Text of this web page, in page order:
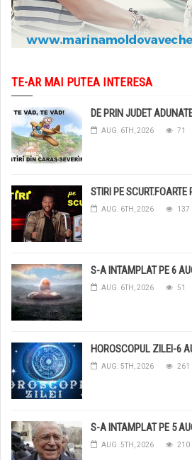
TE-AR MAI PUTEA INTERESA
DE PRIN JUDET
AUG. 6TH, 2026 71
STIRI PE
AUG. 6TH, 2026 137
S-A INTAMPLAT PE 6
AUG. 6TH, 2026 51
HOROSCOPUL ZILEI-6
AUG. 5TH, 2026 261
S-A INTAMPLAT PE 5
AUG. 5TH, 2026 210